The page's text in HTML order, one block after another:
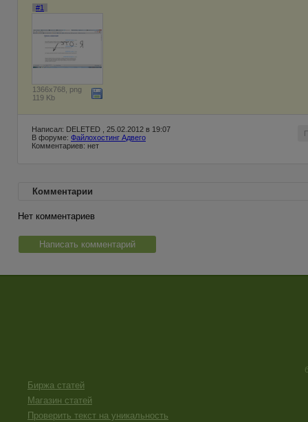
#1
1366x768, png
119 Kb
Написал: DELETED , 25.02.2012 в 19:07
В форуме: Файлохостинг Адвего
Комментариев: нет
Комментарии
Нет комментариев
Написать комментарий
Биржа статей
Магазин статей
Проверить текст на уникальность